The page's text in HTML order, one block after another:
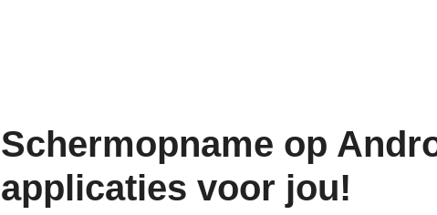
Schermopname op
applicaties voor jou!